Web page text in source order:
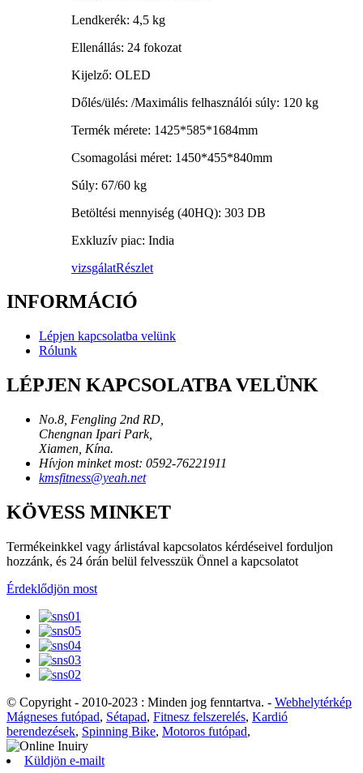
Lendkerék: 4,5 kg
Ellenállás: 24 fokozat
Kijelző: OLED
Dőlés/ülés: /Maximális felhasználói súly: 120 kg
Termék mérete: 1425*585*1684mm
Csomagolási méret: 1450*455*840mm
Súly: 67/60 kg
Betöltési mennyiség (40HQ): 303 DB
Exkluzív piac: India
vizsgálatRészlet
INFORMÁCIÓ
Lépjen kapcsolatba velünk
Rólunk
LÉPJEN KAPCSOLATBA VELÜNK
No.8, Fengling 2nd RD,
Chengnan Ipari Park,
Xiamen, Kína.
Hívjon minket most: 0592-76221911
kmsfitness@yeah.net
KÖVESS MINKET
Termékeinkkel vagy árlistával kapcsolatos kérdéseivel forduljon
hozzánk, és 24 órán belül felvesszük Önnel a kapcsolatot
Érdeklődjön most
© Copyright - 2010-2023 : Minden jog fenntartva. - Webhelytérkép
Mágneses futópad, Sétapad, Fitnesz felszerelés, Kardió
berendezések, Spinning Bike, Motoros futópad,
Küldjön e-mailt